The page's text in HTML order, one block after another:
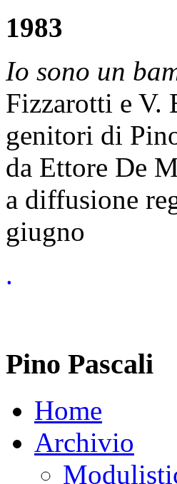
1983
Io sono un
Fizzarotti e V.
genitori di
da Ettore De
a diffusione
giugno
.
Pino Pascali
Home
Archivio